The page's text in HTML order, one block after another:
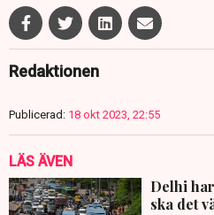
Redaktionen
Publicerad: 18 okt 2023, 22:55
LÄS ÄVEN
Delhi
ska det